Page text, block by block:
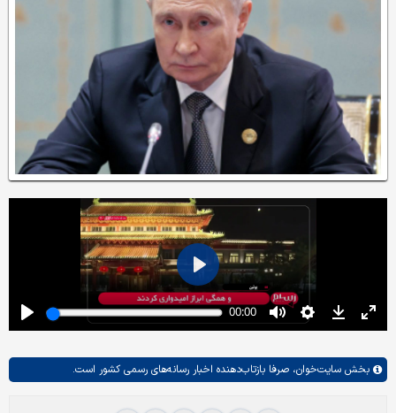
بخش سایت‌خوان، صرفا بازتاب‌دهنده اخبار رسانه‌های رسمی کشور است.